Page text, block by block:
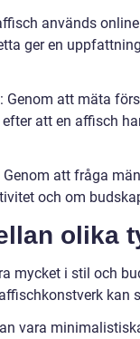
används
ger en
Genom att mäta
att en affisch
att fråga
och om
olika
mycket i stil och
kan
vara